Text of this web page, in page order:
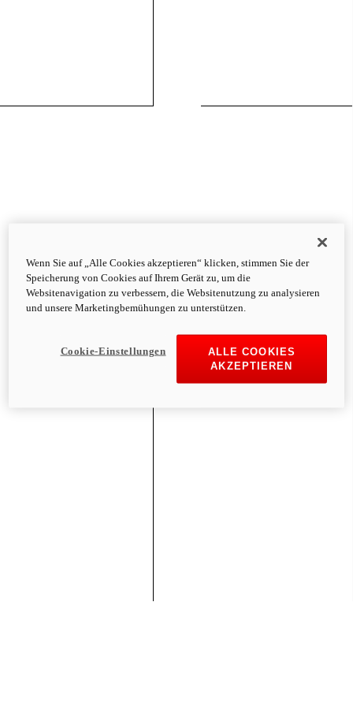
Wenn Sie auf „Alle Cookies akzeptieren“ klicken, stimmen Sie der
Speicherung von Cookies auf Ihrem Gerät zu, um die
Websitenavigation zu verbessern, die Websitenutzung zu analysieren
und unsere Marketingbemühungen zu unterstützen.
ALLE COOKIES
AKZEPTIEREN
Cookie-Einstellungen